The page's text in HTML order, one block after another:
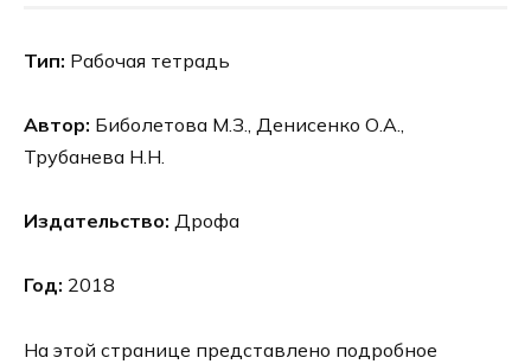
Тип: Рабочая тетрадь
Автор: Биболетова М.З., Денисенко О.А.,
Трубанева Н.Н.
Издательство: Дрофа
Год: 2018
На этой странице представлено подробное